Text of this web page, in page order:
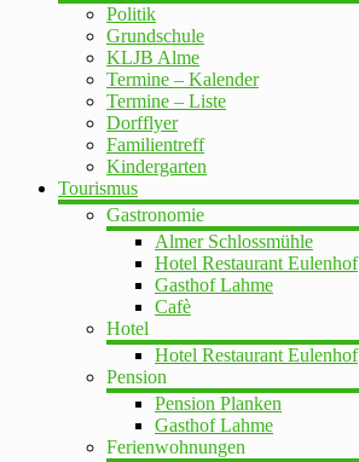
Politik
Grundschule
KLJB Alme
Termine – Kalender
Termine – Liste
Dorfflyer
Familientreff
Kindergarten
Tourismus
Gastronomie
Almer Schlossmühle
Hotel Restaurant Eulenhof
Gasthof Lahme
Cafè
Hotel
Hotel Restaurant Eulenhof
Pension
Pension Planken
Gasthof Lahme
Ferienwohnungen